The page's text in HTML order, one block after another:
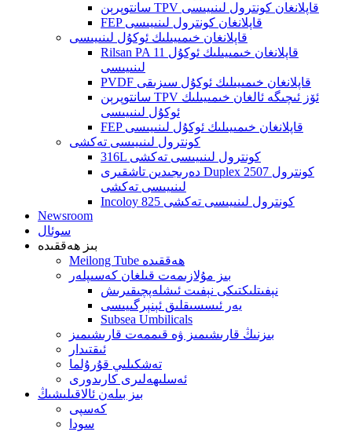
سانتوپرېن TPV قاپلانغان كونترول لىنىيىسى
FEP قاپلانغان كونترول لىنىيىسى
قاپلانغان خىمىيىلىك ئوكۇل لىنىيىسى
Rilsan PA 11 قاپلانغان خىمىيىلىك ئوكۇل
لىنىيىسى
PVDF قاپلانغان خىمىيىلىك ئوكۇل سىزىقى
سانتوپرېن TPV ئۆز ئىچىگە ئالغان خىمىيىلىك
ئوكۇل لىنىيىسى
FEP قاپلانغان خىمىيىلىك ئوكۇل لىنىيىسى
كونترول لىنىيىسى تەكشى
316L كونترول لىنىيىسى تەكشى
دەرىجىدىن تاشقىرى Duplex 2507 كونترول
لىنىيىسى تەكشى
Incoloy 825 كونترول لىنىيىسى تەكشى
Newsroom
سوئال
بىز ھەققىدە
Meilong Tube ھەققىدە
بىز مۇلازىمەت قىلغان كەسىپلەر
نېفىتلىكتىكى نېفىت ئىشلەپچىقىرىش
يەر ئىسسىقلىق ئېنېرگىيىسى
Subsea Umbilicals
بىزنىڭ قارىشىمىز ۋە قىممەت قارىشىمىز
ئىقتىدار
تەشكىلىي قۇرۇلما
ئەسلىھەلىرى كارىدورى
بىز بىلەن ئالاقىلىشىڭ
كەسپى
سودا